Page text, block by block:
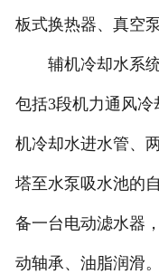
板式换热器、真空
辅机冷却水系统
包括3段机力通风
机冷却水进水管、
塔至水泵吸水池的
备一台电动滤水器
动轴承、油脂润滑